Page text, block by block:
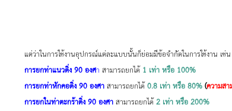
แต่ว่าในการใช้งานอุปกรณ์แต่ละแบบนั้นก็ย่อมมีข้อจำกัดในการใช้งาน เ
การยกท่าแนวดิ่ง 90 องศา สามารถยกได้ 1 เท่า หรือ 100%
การยกท่าหักคอดิ่ง 90 องศาสามารถยกได้ 0.8 เท่า หรือ 80% (ความส
การยกในท่าตะกร้าดิ่ง 90 องศา สามารถยกได้2 เท่า หรือ 200%